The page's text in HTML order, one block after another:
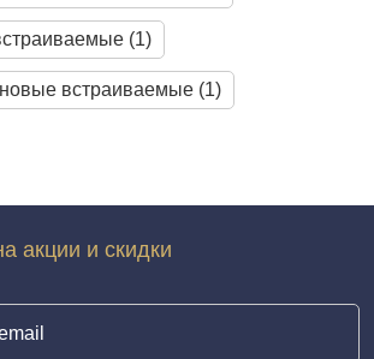
(1)
встраиваемые (1)
акции и скидки